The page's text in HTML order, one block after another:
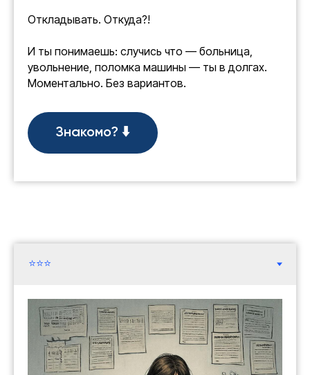
Откладывать. Откуда?!
И ты понимаешь: случись что — больница,
увольнение, поломка машины — ты в долгах.
Моментально. Без вариантов.
Знакомо? ⬇️